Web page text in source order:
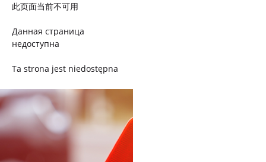
此页面当前不可用
Данная страница
недоступна
Ta strona jest niedostępna
Trang này không có
Esta página não está
disponível
このページは現在利用できま